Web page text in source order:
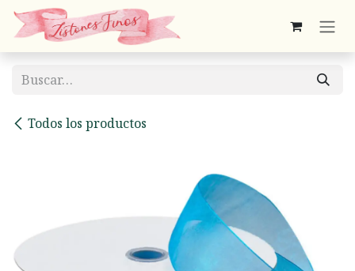
Ir al contenido
Todos los productos